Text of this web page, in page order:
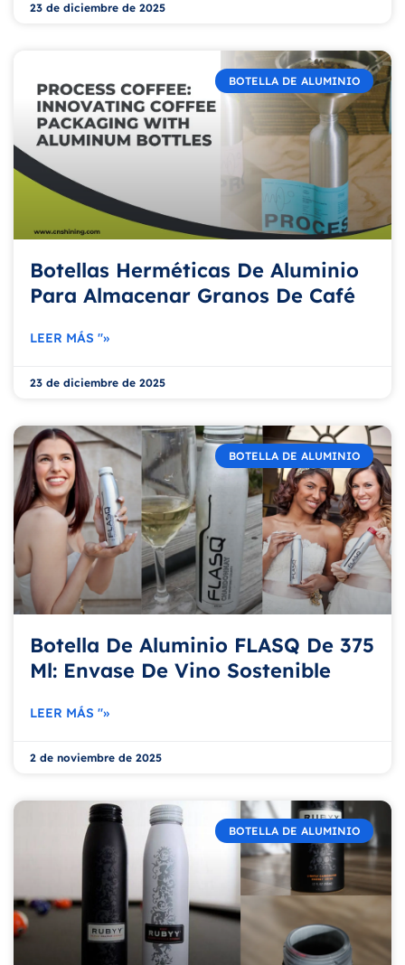
23 de diciembre de 2025
BOTELLA DE ALUMINIO
Botellas Herméticas De Aluminio
Para Almacenar Granos De Café
LEER MÁS "»
23 de diciembre de 2025
BOTELLA DE ALUMINIO
Botella De Aluminio FLASQ De 375
Ml: Envase De Vino Sostenible
LEER MÁS "»
2 de noviembre de 2025
BOTELLA DE ALUMINIO